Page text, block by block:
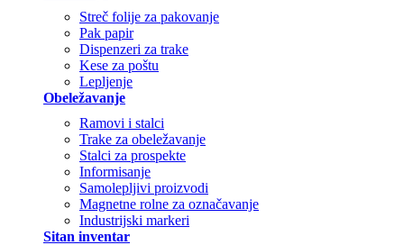
Streč folije za pakovanje
Pak papir
Dispenzeri za trake
Kese za poštu
Lepljenje
Obeležavanje
Ramovi i stalci
Trake za obeležavanje
Stalci za prospekte
Informisanje
Samolepljivi proizvodi
Magnetne rolne za označavanje
Industrijski markeri
Sitan inventar